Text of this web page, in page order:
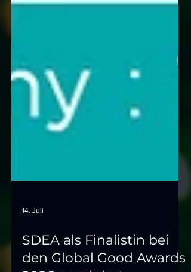
14. Juli